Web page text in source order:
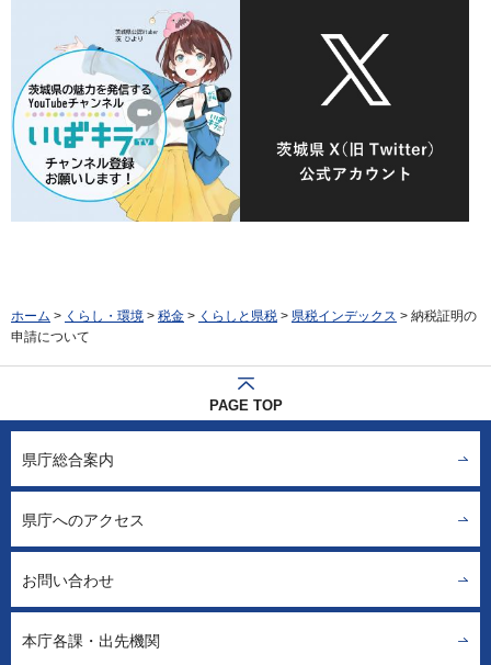
ホーム > くらし・環境 > 税金 > くらしと県税 > 県税インデックス > 納税証明の
申請について
PAGE TOP
県庁総合案内
県庁へのアクセス
お問い合わせ
本庁各課・出先機関